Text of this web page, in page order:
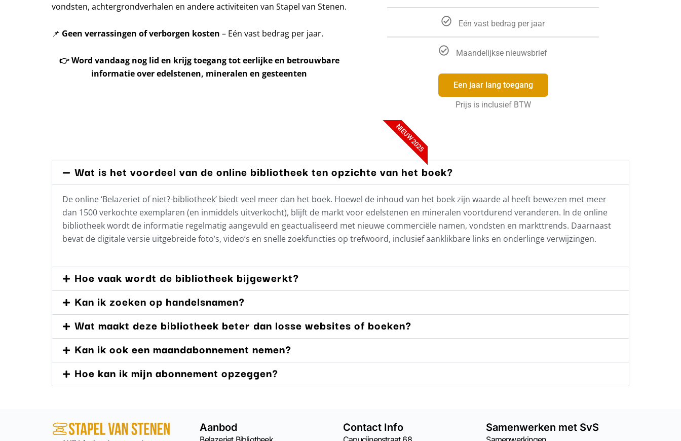
vondsten, achtergrondverhalen en andere activiteiten van Stapel van Stenen.
📌 Geen verrassingen of verborgen kosten – Eén vast bedrag per jaar.
👉Word vandaag nog lid en krijg toegang tot eerlijke en betrouwbare
informatie over edelstenen, mineralen en gesteenten
Eén vast bedrag per jaar
Maandelijkse nieuwsbrief
Een jaar lang toegang
Prijs is inclusief BTW
NIEUW 2025
Wat is het voordeel van de online bibliotheek ten opzichte van het boek?
De online ‘Belazeriet of niet?-bibliotheek’ biedt veel meer dan het boek. Hoewel de inhoud van het boek zijn waarde al heeft bewezen met meer
dan 1500 verkochte exemplaren (en inmiddels uitverkocht), blijft de markt voor edelstenen en mineralen voortdurend veranderen. In de online
bibliotheek wordt de informatie regelmatig aangevuld en geactualiseerd met nieuwe commerciële namen, vondsten en markttrends. Daarnaast
bevat de digitale versie uitgebreide foto’s, video’s en snelle zoekfuncties op trefwoord, inclusief aanklikbare links en onderlinge verwijzingen.
Hoe vaak wordt de bibliotheek bijgewerkt?
Kan ik zoeken op handelsnamen?
Wat maakt deze bibliotheek beter dan losse websites of boeken?
Kan ik ook een maandabonnement nemen?
Hoe kan ik mijn abonnement opzeggen?
Aanbod Contact Info Samenwerken met SvS